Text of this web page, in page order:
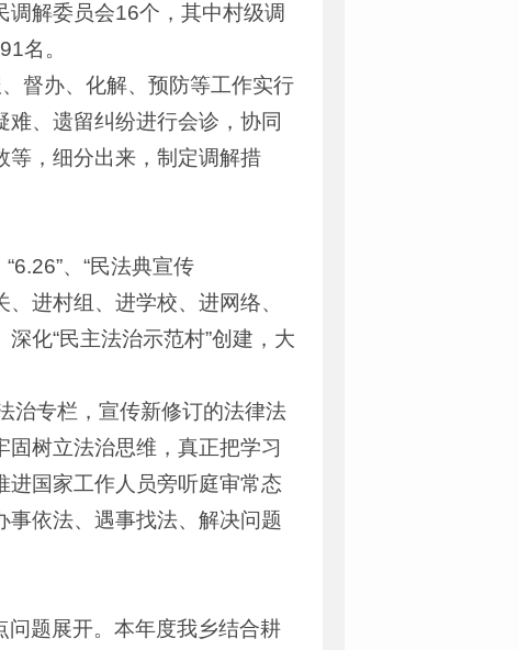
解委员会16个，其中村级调
名。
督办、化解、预防等工作实行
、遗留纠纷进行会诊，协同
等，细分出来，制定调解措
、“民法典宣传
进村组、进学校、进网络、
化“民主法治示范村”创建，大
治专栏，宣传新修订的法律法
树立法治思维，真正把学习
进国家工作人员旁听庭审常态
依法、遇事找法、解决问题
题展开。本年度我乡结合耕